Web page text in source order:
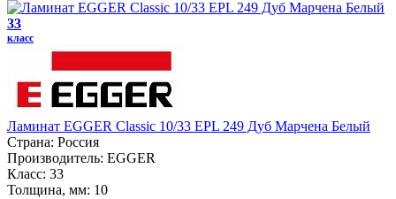
33
класс
Ламинат EGGER Classic 10/33 EPL 249 Дуб Марчена Белый
Страна: Россия
Производитель: EGGER
Класс: 33
Толщина, мм: 10